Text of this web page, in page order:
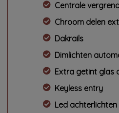
Centrale
Chroom delen
Dakrails
Dimlichten
Extra getint glas
Keyless entry
Led achterlichten